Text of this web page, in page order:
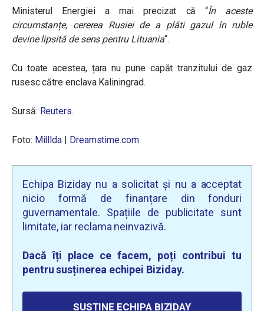
Ministerul Energiei a mai precizat că “În aceste
circumstanțe, cererea Rusiei de a plăti gazul în ruble
devine lipsită de sens pentru Lituania“.
Cu toate acestea, țara nu pune capăt tranzitului de gaz
rusesc către enclava Kaliningrad.
Sursă: Reuters.
Foto: Milllda | Dreamstime.com
Echipa Biziday nu a solicitat și nu a acceptat
nicio formă de finanțare din fonduri
guvernamentale. Spațiile de publicitate sunt
limitate, iar reclama neinvazivă.
Dacă îți place ce facem, poți contribui tu
pentru susținerea echipei Biziday.
SUSȚINE ECHIPA BIZIDAY